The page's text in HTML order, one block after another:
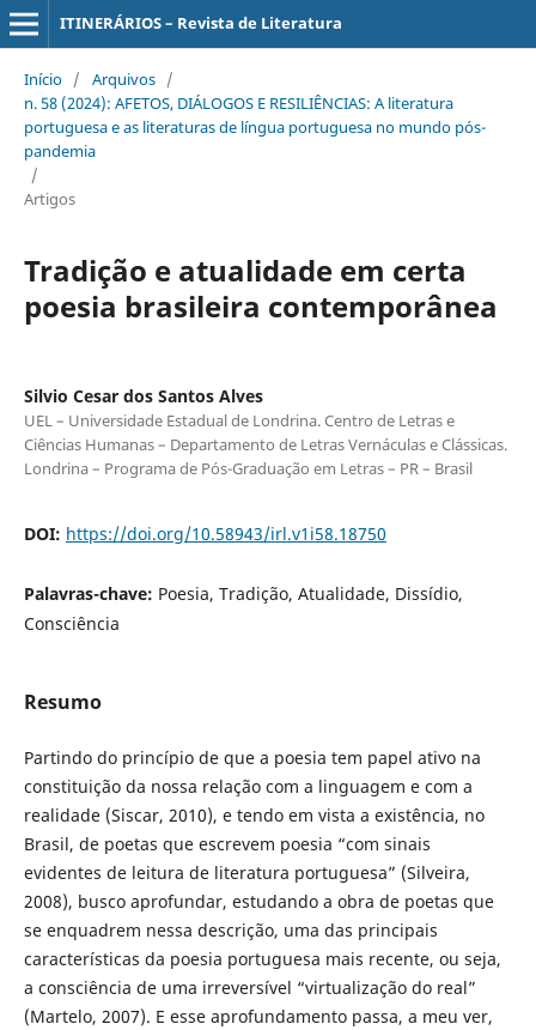
ITINERÁRIOS – Revista de Literatura
Início / Arquivos /
n. 58 (2024): AFETOS, DIÁLOGOS E RESILIÊNCIAS: A literatura
portuguesa e as literaturas de língua portuguesa no mundo pós-
pandemia
/
Artigos
Tradição e atualidade em certa
poesia brasileira contemporânea
Silvio Cesar dos Santos Alves
UEL – Universidade Estadual de Londrina. Centro de Letras e
Ciências Humanas – Departamento de Letras Vernáculas e Clássicas.
Londrina – Programa de Pós-Graduação em Letras – PR – Brasil
DOI: https://doi.org/10.58943/irl.v1i58.18750
Palavras-chave: Poesia, Tradição, Atualidade, Dissídio,
Consciência
Resumo
Partindo do princípio de que a poesia tem papel ativo na
constituição da nossa relação com a linguagem e com a
realidade (Siscar, 2010), e tendo em vista a existência, no
Brasil, de poetas que escrevem poesia “com sinais
evidentes de leitura de literatura portuguesa” (Silveira,
2008), busco aprofundar, estudando a obra de poetas que
se enquadrem nessa descrição, uma das principais
características da poesia portuguesa mais recente, ou seja,
a consciência de uma irreversível “virtualização do real”
(Martelo, 2007). E esse aprofundamento passa, a meu ver,